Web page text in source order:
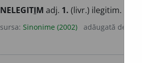
NELEGITIM adj. 1. (livr.) ilegitim.
sursa: Sinonime (2002) adăugată de